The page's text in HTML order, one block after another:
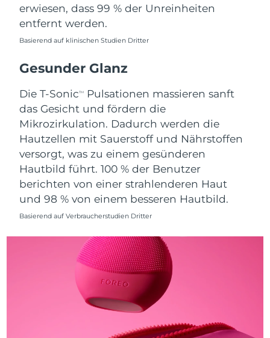
erwiesen, dass 99 % der Unreinheiten
entfernt werden.
Basierend auf klinischen Studien Dritter
Gesunder Glanz
Die T-SonicTM
Pulsationen massieren sanft
das Gesicht und fördern die
Mikrozirkulation. Dadurch werden die
Hautzellen mit Sauerstoff und Nährstoffen
versorgt, was zu einem gesünderen
Hautbild führt. 100 % der Benutzer
berichten von einer strahlenderen Haut
und 98 % von einem besseren Hautbild.
Basierend auf Verbraucherstudien Dritter
Saudi-Arabien
Slowakei
Slowenien Erwartete Lieferung
Südafrika
Südkorea Erwartete Lieferung
Spanien Erwartete Lieferung 8/8/26
Schweden Erwartete Lieferung
Erwartete Lieferung
Erwartete Lieferung
Erwartete Lieferung
Erwartete Lieferung8/9/26